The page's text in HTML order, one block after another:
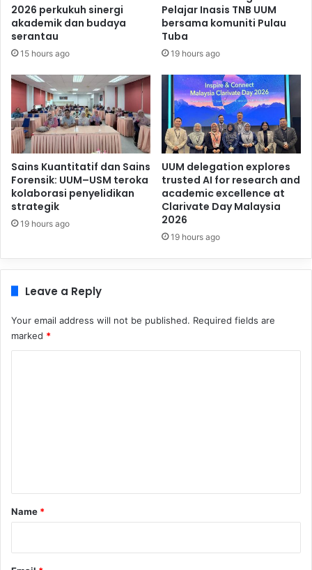
2026 perkukuh sinergi
akademik dan budaya
serantau
15 hours ago
Pelajar Inasis TNB UUM
bersama komuniti Pulau
Tuba
19 hours ago
Sains Kuantitatif dan Sains
Forensik: UUM–USM teroka
kolaborasi penyelidikan
strategik
19 hours ago
UUM delegation explores
trusted AI for research and
academic excellence at
Clarivate Day Malaysia
2026
19 hours ago
Leave a Reply
Your email address will not be published. Required fields are
marked *
*
Name *